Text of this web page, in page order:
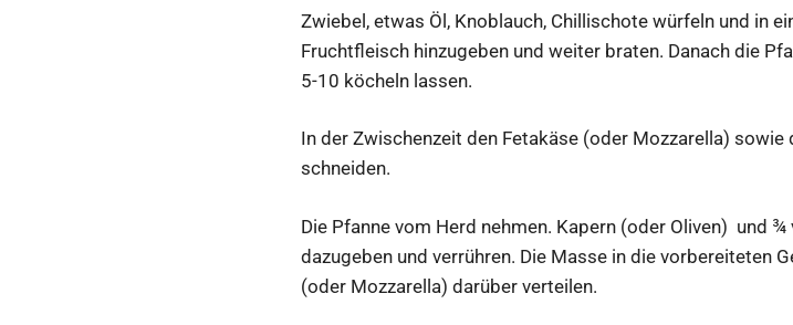
Zwiebel, etwas Öl, Knoblauch, Chillischote würfeln und in
Fruchtfleisch hinzugeben und weiter braten. Danach die
5-10 köcheln lassen.
In der Zwischenzeit den Fetakäse (oder Mozzarella)
schneiden.
Die Pfanne vom Herd nehmen. Kapern (oder Oliven) und
dazugeben und verrühren. Die Masse in die vorbereiteten
(oder Mozzarella) darüber verteilen.